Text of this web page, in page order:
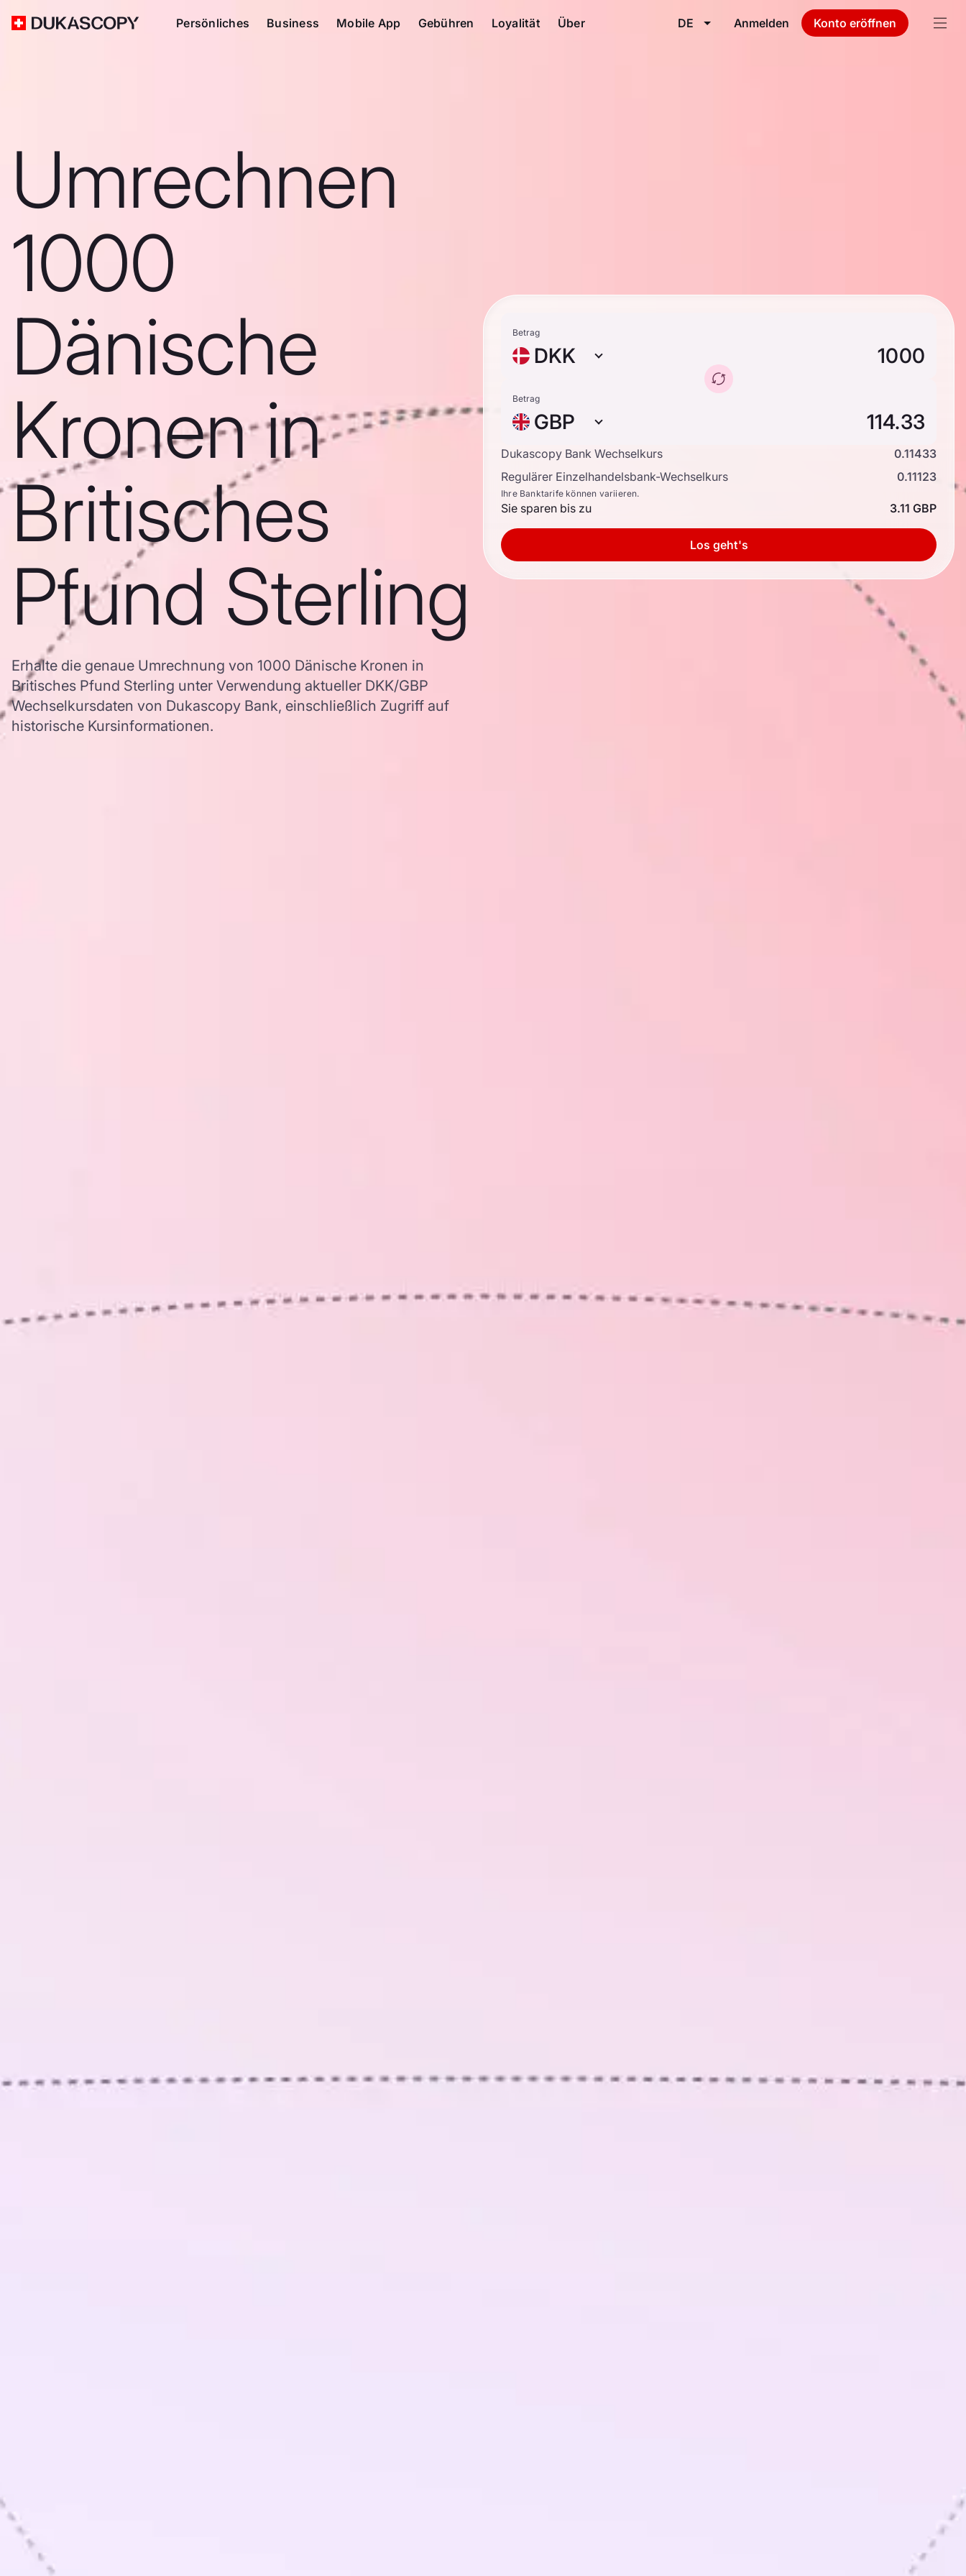
Persönliches Business Mobile App Gebühren Loyalität Über DE Anmelden Konto eröffnen
Umrechnen
1000
Dänische
Kronen in
Britisches
Pfund Sterling
Erhalte die genaue Umrechnung von 1000 Dänische Kronen in
Britisches Pfund Sterling unter Verwendung aktueller DKK/GBP
Wechselkursdaten von Dukascopy Bank, einschließlich Zugriff auf
historische Kursinformationen.
Betrag
DKK
Betrag
GBP
Dukascopy Bank Wechselkurs
0.11433
Regulärer Einzelhandelsbank-Wechselkurs
0.11123
Ihre Banktarife können variieren.
Sie sparen bis zu 3.11 GBP
Los geht's